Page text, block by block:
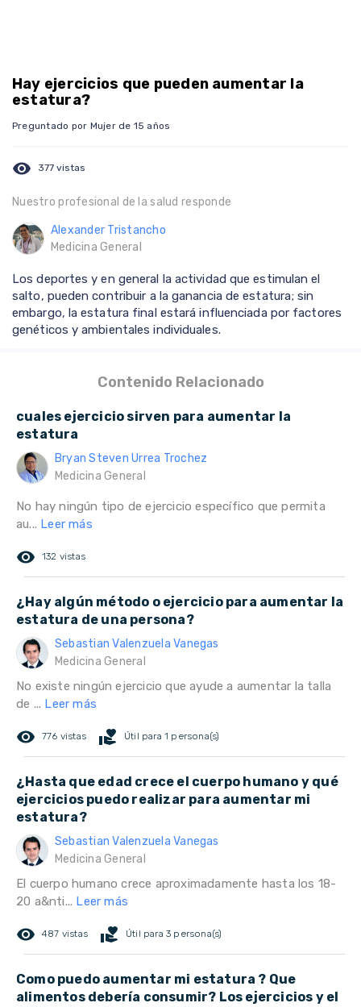
Hay ejercicios que pueden aumentar la
estatura?
Preguntado por Mujer de 15 años
visibility 377 vistas
Nuestro profesional de la salud responde
Alexander Tristancho
Medicina General
Los deportes y en general la actividad que estimulan el
salto, pueden contribuir a la ganancia de estatura; sin
embargo, la estatura final estará influenciada por factores
genéticos y ambientales individuales.
Contenido Relacionado
cuales ejercicio sirven para aumentar la
estatura
Bryan Steven Urrea Trochez
Medicina General
No hay ningún tipo de ejercicio específico que permita
au... Leer más
remove_red_eye 132 vistas
¿Hay algún método o ejercicio para aumentar la
estatura de una persona?
Sebastian Valenzuela Vanegas
Medicina General
No existe ningún ejercicio que ayude a aumentar la talla
de ... Leer más
remove_red_eye 776 vistas volunteer_activism Útil para 1 persona(s)
¿Hasta que edad crece el cuerpo humano y qué
ejercicios puedo realizar para aumentar mi
estatura?
Sebastian Valenzuela Vanegas
Medicina General
El cuerpo humano crece aproximadamente hasta los 18-
20 a&nti... Leer más
remove_red_eye 487 vistas volunteer_activism Útil para 3 persona(s)
Como puedo aumentar mi estatura ? Que
alimentos debería consumir? Los ejercicios y el